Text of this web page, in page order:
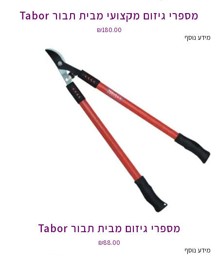
מספרי גיזום מקצועי מבית תבור Tabor
₪180.00
מידע נוסף
מספרי גיזום מבית תבור Tabor
₪88.00
מידע נוסף